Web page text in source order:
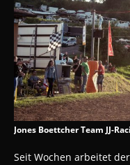
Jones Boettcher Team JJ-
Seit Wochen arbeitet